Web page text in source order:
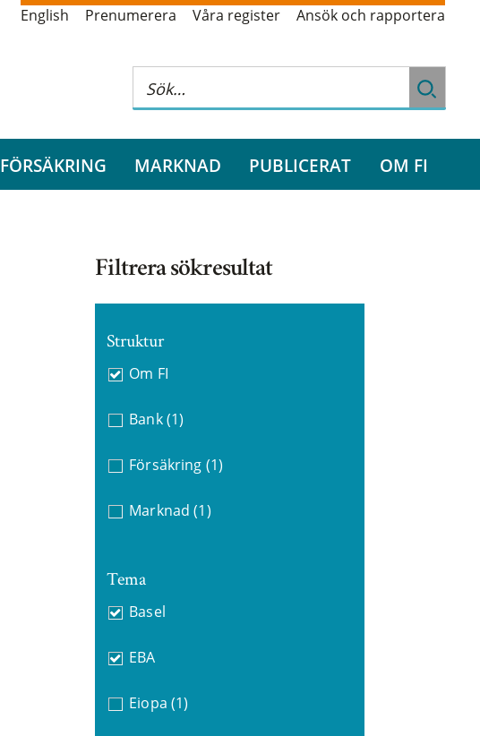
English Prenumerera Våra register Ansök och rapportera
FÖRSÄKRING MARKNAD PUBLICERAT OM FI
Filtrera sökresultat
Struktur
Om FI
Bank (1)
Försäkring (1)
Marknad (1)
Tema
Basel
EBA
Eiopa (1)